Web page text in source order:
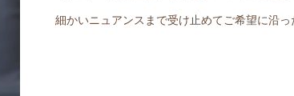
細かいニュアンスまで受け止めてご希望に沿っ